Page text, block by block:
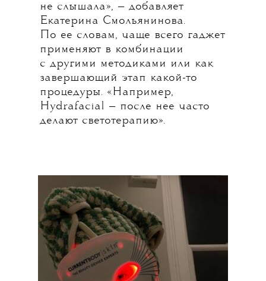
не слышала», — добавляет
Екатерина Смольянинова.
По ее словам, чаще всего гаджет
применяют в комбинации
с другими методиками или как
завершающий этап какой-то
процедуры. «Например,
Hydrafacial — после нее часто
делают светотерапию».